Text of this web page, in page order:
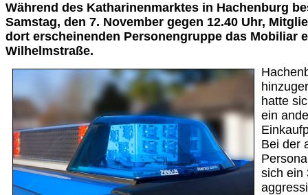
Während des Katharinenmarktes in Hachenburg
Samstag, den 7. November gegen 12.40 Uhr,
dort erscheinenden Personengruppe das Mobiliar
Wilhelmstraße.
hatte
ein
Bei der
sich ein